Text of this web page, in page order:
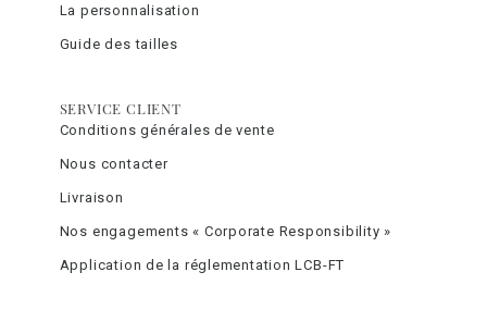
La personnalisation
Guide des tailles
SERVICE CLIENT
Conditions générales de vente
Nous contacter
Livraison
Nos engagements « Corporate Responsibility »
Application de la réglementation LCB-FT